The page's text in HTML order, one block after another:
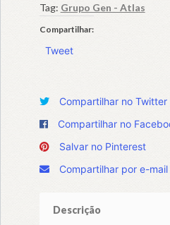
Tag: Grupo Gen - Atlas
Compartilhar:
Tweet
Compartilhar no Twitter
Compartilhar no
Salvar no Pinterest
Compartilhar por e-mail
Descrição